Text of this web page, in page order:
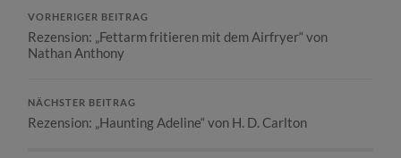
VORHERIGER BEITRAG
Rezension: „Fettarm fritieren mit dem Airfryer“ von
Nathan Anthony
NÄCHSTER BEITRAG
Rezension: „Haunting Adeline“ von H. D. Carlton